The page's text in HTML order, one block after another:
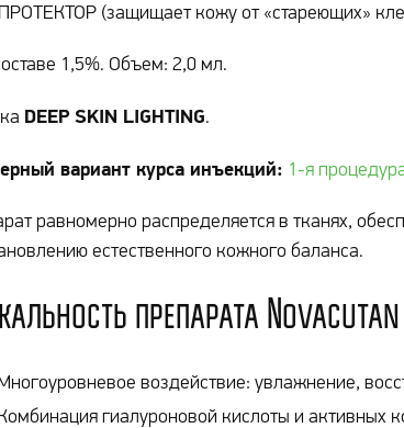
(защищает кожу от «стареющих»
1,5%. Объем: 2,0 мл.
DEEP SKIN LIGHTING.
вариант курса инъекций: 1-я
равномерно распределяется в тканях,
естественного кожного баланса.
препарата
воздействие: увлажнение,
гиалуроновой кислоты и активных